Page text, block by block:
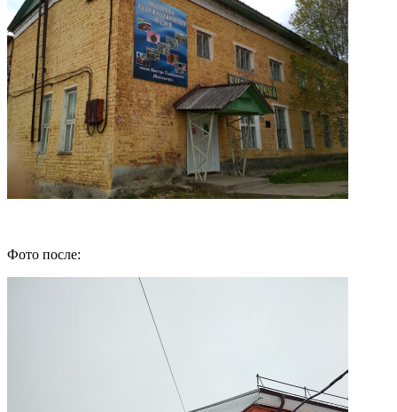
Фото после: